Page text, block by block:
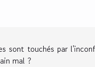
sont touchés par
mal ?